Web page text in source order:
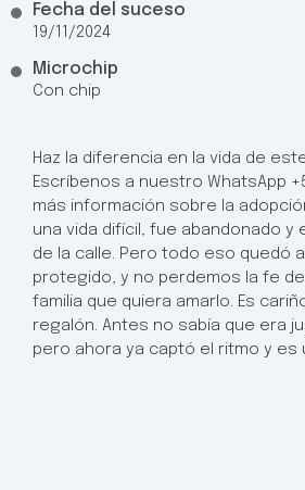
Fecha del suceso
19/11/2024
Microchip
Con chip
Haz la diferencia en la vida de
Escríbenos a nuestro WhatsApp
más información sobre la
una vida difícil, fue abandonado y
de la calle. Pero todo eso quedó
protegido, y no perdemos la fe
familia que quiera amarlo. Es
regalón. Antes no sabía que era
pero ahora ya captó el ritmo y es